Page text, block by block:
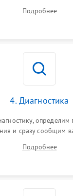
Подробнее
4. Диагностика
определим
и сразу сообщим
Подробнее